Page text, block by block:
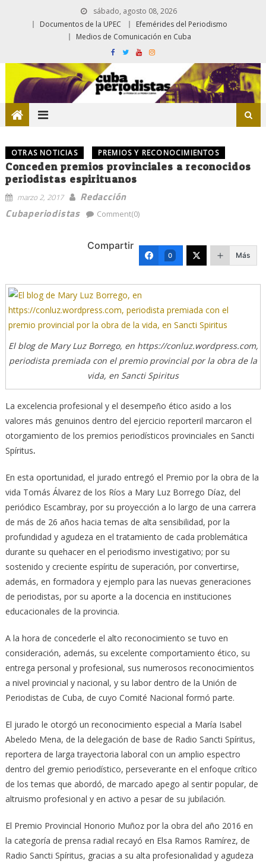
sábado, agosto 08, 2026
Documentos de la UPEC
Efemérides del Periodismo
Medios de Comunicación en Cuba
OTRAS NOTICIAS PREMIOS Y RECONOCIMIENTOS
Conceden premios provinciales a reconocidos
periodistas espirituanos
marzo 2, 2017
Redacción
Cubaperiodistas
Comment(0)
Compartir
0 Más
El blog de Mary Luz Borrego, en https://conluz.wordpress.com,
periodista premiada con el premio provincial por la obra de la
vida, en Sancti Spiritus
La excelencia profesional y el desempeño ético asido a los
valores más genuinos dentro del ejercicio reporteril marcaron el
otorgamiento de los premios periodísticos provinciales en Sancti
Spíritus.
En esta oportunidad, el jurado entregó el Premio por la obra de la
vida Tomás Álvarez de los Ríos a Mary Luz Borrego Díaz, del
periódico Escambray, por su proyección a lo largo de una carrera
de más de 26 años hacia temas de alta sensibilidad, por la
profundidad y agudeza en el tratamiento de cada problemática
durante su quehacer en el periodismo investigativo; por su
sostenido y creciente espíritu de superación, por convertirse,
además, en formadora y ejemplo para las nuevas generaciones
de periodistas, por su aporte a la docencia en instituciones
educacionales de la provincia.
A la hora de concederle el alto reconocimiento se tuvo en
consideración, además, su excelente comportamiento ético, su
entrega personal y profesional, sus numerosos reconocimientos
a nivel provincial y nacional, y su labor dentro de la Unión de
Periodistas de Cuba, de cuyo Comité Nacional formó parte.
El jurado le otorgó un reconocimiento especial a María Isabel
Abeledo Mena, de la delegación de base de Radio Sancti Spíritus,
reportera de larga trayectoria laboral con un amplio espectro
dentro del gremio periodístico, perseverante en el enfoque crítico
de los temas que abordó, de marcado apego al sentir popular, de
altruismo profesional y en activo a pesar de su jubilación.
El Premio Provincial Honorio Muñoz por la obra del año 2016 en
la categoría de prensa radial recayó en Elsa Ramos Ramírez, de
Radio Sancti Spíritus, gracias a su alta profesionalidad y agudeza